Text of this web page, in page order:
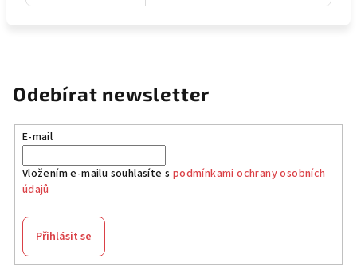
Odebírat newsletter
E-mail
Vložením e-mailu souhlasíte s podmínkami ochrany osobních
údajů
Přihlásit se